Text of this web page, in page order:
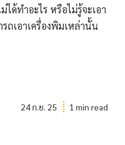
ด้ทำอะไร หรือไม่รู้จะเอา
ถเอาเครื่องพิมเหล่านั้น
24 ก.ย. 25 1 min read